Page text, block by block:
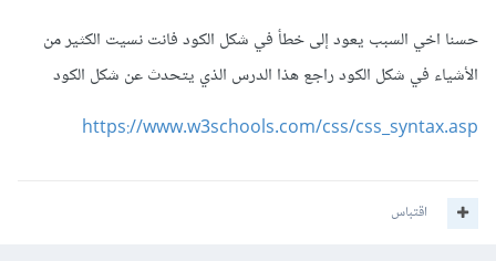
حسنا اخي السبب يعود إلى خطأ في شكل الكود فانت نسيت الكثير من
الأشياء في شكل الكود راجع هذا الدرس الذي يتحدث عن شكل الكود
https://www.w3schools.com/css/css_syntax.asp
اقتباس